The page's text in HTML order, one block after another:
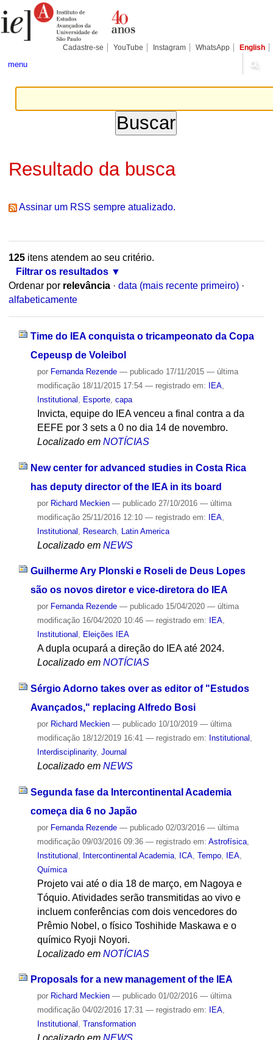
para
conteúdo.
Pessoais
Cadastre-se YouTube Instagram WhatsApp English
menu
Resultado da busca
Assinar um RSS sempre atualizado.
125itens atendem ao seu critério.
Filtrar os resultados
Ordenar por relevância · data (mais recente primeiro) ·
alfabeticamente
Time do IEA conquista o tricampeonato da Copa
Cepeusp de Voleibol
por Fernanda Rezende — publicado17/11/2015 — última
modificação18/11/2015 17:54 — registrado em: IEA,
Institutional
Esporte, capa
Invicta, equipe do IEA venceu a final contra a da
EEFE por 3 sets a 0 no dia 14 de novembro.
Localizado em NOTÍCIAS
New center for advanced studies in Costa Rica
has deputy director of the IEA in its board
por Richard Meckien — publicado27/10/2016 — última
modificação25/11/2016 12:10 — registrado em: IEA,
Institutional
Research, Latin America
Localizado em NEWS
Guilherme Ary Plonski e Roseli de Deus Lopes
são os novos diretor e vice-diretora do IEA
por Fernanda Rezende — publicado15/04/2020 — última
modificação16/04/2020 10:46 — registrado em: IEA,
Institutional , Eleições IEA
A dupla ocupará a direção do IEA até 2024.
Localizado em NOTÍCIAS
Sérgio Adorno takes over as editor of "Estudos
Avançados," replacing Alfredo Bosi
por Richard Meckien — publicado10/10/2019 — última
modificação18/12/2019 16:41 — registrado em: Institutional ,
Interdisciplinarity, Journal
Localizado em NEWS
Segunda fase da Intercontinental Academia
começa dia 6 no Japão
por Fernanda Rezende — publicado02/03/2016 — última
modificação09/03/2016 09:36 — registrado em: Astrofísica,
Institutional
Intercontinental Academia, ICA, Tempo, IEA,
Química
Projeto vai até o dia 18 de março, em Nagoya e
Tóquio. Atividades serão transmitidas ao vivo e
incluem conferências com dois vencedores do
Prêmio Nobel, o físico Toshihide Maskawa e o
químico Ryoji Noyori.
Localizado em NOTÍCIAS
Proposals for a new management of the IEA
por Richard Meckien — publicado01/02/2016 — última
modificação04/02/2016 17:31 — registrado em: IEA,
Institutional , Transformation